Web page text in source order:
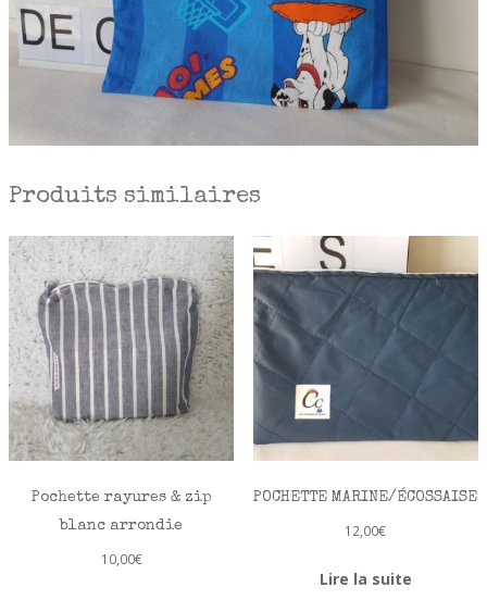
Produits similaires
Pochette rayures & zip
blanc arrondie
10,00€
POCHETTE MARINE/ÉCOSSAISE
12,00€
Lire la suite